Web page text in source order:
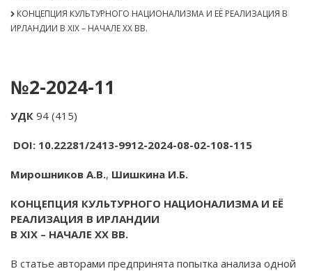
КОНЦЕПЦИЯ КУЛЬТУРНОГО НАЦИОНАЛИЗМА И ЕЁ РЕАЛИЗАЦИЯ В
ИРЛАНДИИ В XIX – НАЧАЛЕ XX ВВ.
№2-2024-11
УДК 94 (415)
DOI: 10.22281/2413-9912-2024-08-02-108-115
Мирошников А.В., Шишкина И.Б.
КОНЦЕПЦИЯ КУЛЬТУРНОГО НАЦИОНАЛИЗМА И ЕЁ
РЕАЛИЗАЦИЯ В ИРЛАНДИИ
В XIX – НАЧАЛЕ XX ВВ.
В статье авторами предпринята попытка анализа одной